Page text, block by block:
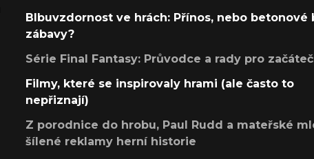
Blbuvzdornost ve hrách: Přínos, nebo betonové
zábavy?
Série Final Fantasy: Průvodce a rady pro
Filmy, které se inspirovaly hrami (ale často to
nepřiznají)
Z porodnice do hrobu, Paul Rudd a mateřské
šílené reklamy herní historie